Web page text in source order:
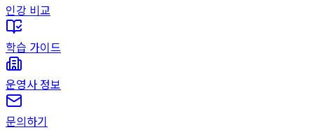
인강 비교
학습 가이드
운영사 정보
문의하기